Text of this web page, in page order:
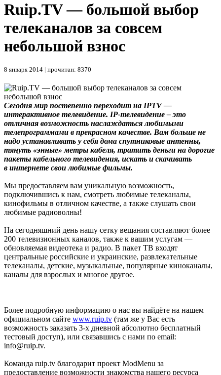
Ruip.TV — большой выбор
телеканалов за совсем
небольшой взнос
8 января 2014 | прочитан: 8370
Сегодня мир постепенно переходит на IPTV —
интерактивное телевидение. IP-телевидение – это
отличная возможность наслаждаться любимыми
телепрограммами в прекрасном качестве. Вам больше не
надо устанавливать у себя дома спутниковые антенны,
тянуть «энные» метры кабеля, тратить деньги на дорогие
пакеты кабельного телевидения, искать и скачивать
в интернете свои любимые фильмы.
Мы предоставляем вам уникальную возможность,
подключившись к нам, смотреть любимые телеканалы,
кинофильмы в отличном качестве, а также слушать свои
любимые радиоволны!
На сегодняшний день нашу сетку вещания составляют более
200 телевизионных каналов, также к вашим услугам —
обновляемая видеотека и радио. В пакет ТВ входят
центральные российские и украинские, развлекательные
телеканалы, детские, музыкальные, популярные киноканалы,
каналы для взрослых и многое другое.
Более подробную информацию о нас вы найдёте на нашем
официальном сайте www.ruip.tv (там же у Вас есть
возможность заказать 3-х дневной абсолютно бесплатный
тестовый доступ), или связавшись с нами по email:
info@ruip.tv.
Команда ruip.tv благодарит проект ModMenu за
предоставление возможности знакомства нашего ресурса